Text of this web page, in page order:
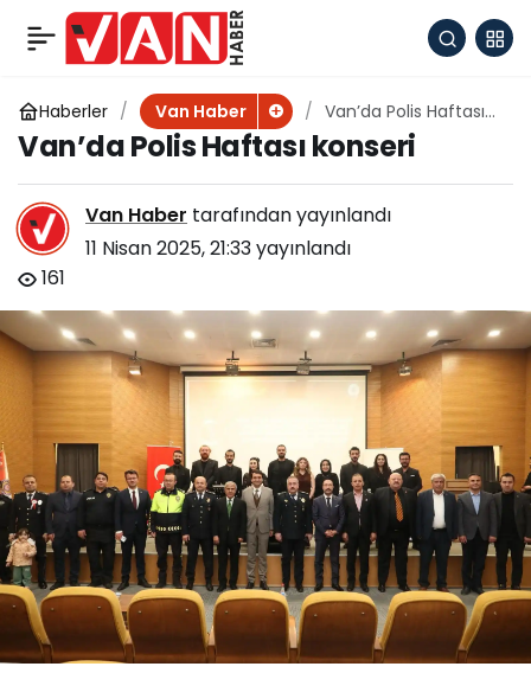
Haberler Van Haber
Van’da Polis Haftası
konseri
Van’da Polis Haftası konseri
Van Haber tarafından yayınlandı
11 Nisan 2025, 21:33yayınlandı
161
Van Büyükşehir
Belediyesi Doğu
Anadolu Kariyer
Fuarın’da
Paylaş